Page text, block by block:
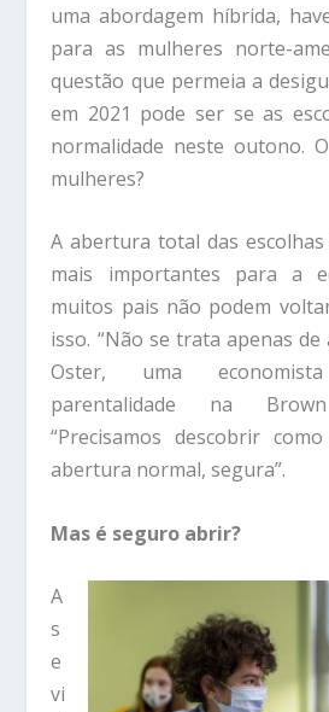
uma abordagem híbrida,
para as mulheres norte-
questão que permeia a
em 2021 pode ser se as
normalidade neste outono.
mulheres?
A abertura total das escolhas
mais importantes para a
muitos pais não podem
isso. “Não se trata apenas de
Oster, uma
parentalidade na
“Precisamos descobrir
abertura normal, segura”.
Mas é seguro abrir?
A
s
e
vi